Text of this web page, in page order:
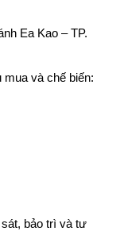
Ea Kao – TP.
và chế biến:
bảo trì và tư